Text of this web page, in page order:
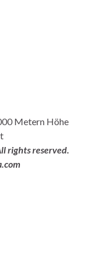
Metern Höhe
rights reserved.